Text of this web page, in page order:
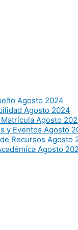
Agosto 2024
Agosto 2024
Agosto
y Eventos Agosto
Recursos Agosto
Agosto